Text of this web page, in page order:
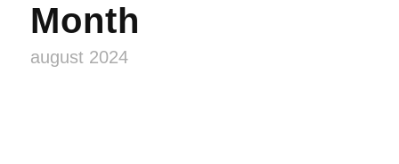
Month
august 2024